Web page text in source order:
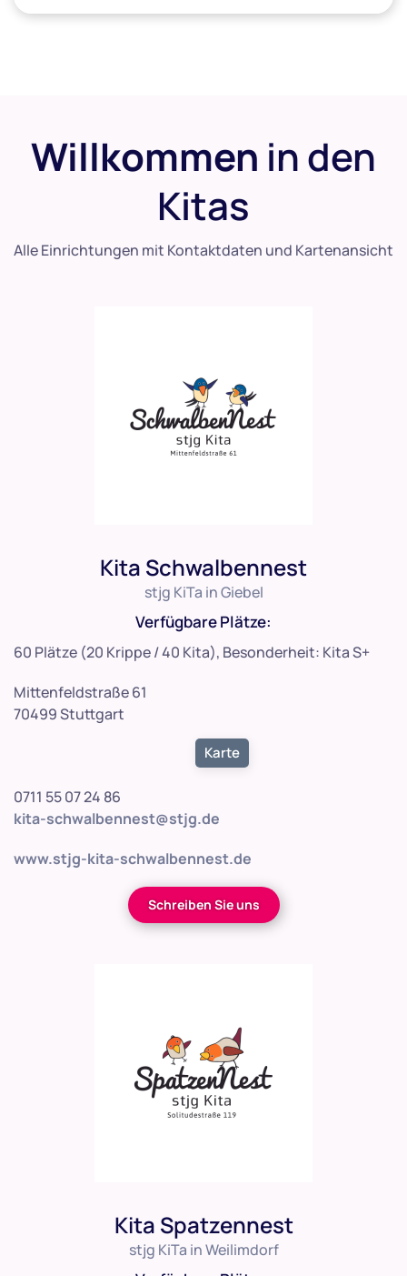
Willkommen in den
Kitas
Alle Einrichtungen mit Kontaktdaten und Kartenansicht
Kita Schwalbennest
stjg KiTa in Giebel
Verfügbare Plätze:
60 Plätze (20 Krippe / 40 Kita), Besonderheit: Kita S+
Mittenfeldstraße 61
70499 Stuttgart
Karte
0711 55 07 24 86
kita-schwalbennest@stjg.de
www.stjg-kita-schwalbennest.de
Schreiben Sie uns
Kita Spatzennest
stjg KiTa in Weilimdorf